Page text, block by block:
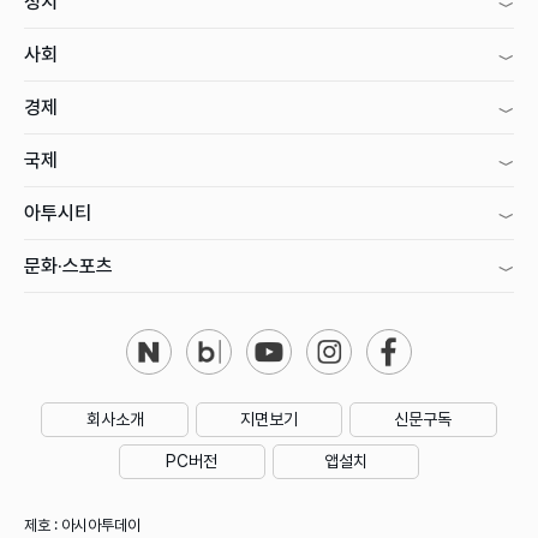
사회
경제
국제
아투시티
문화·스포츠
회사소개 지면보기 신문구독
PC버전 앱설치
제호 : 아시아투데이